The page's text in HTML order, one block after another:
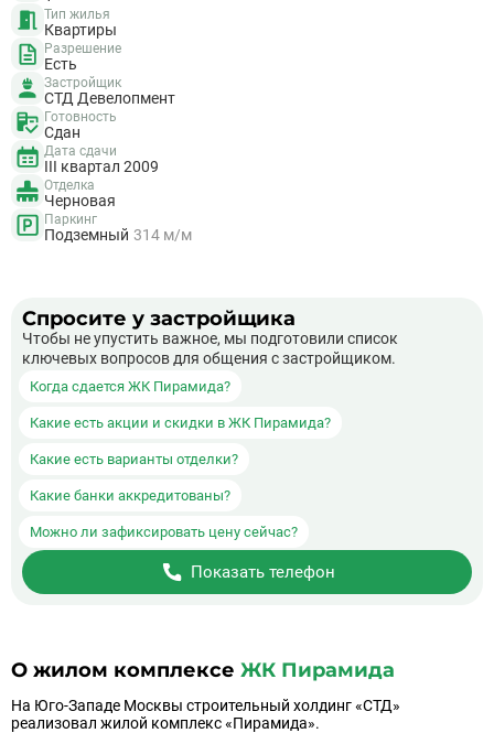
Тип жилья
Квартиры
Разрешение
Есть
Застройщик
СТД Девелопмент
Готовность
Сдан
Дата сдачи
III квартал 2009
Отделка
Черновая
Паркинг
Подземный 314 м/м
Спросите у застройщика
Чтобы не упустить важное, мы подготовили список
ключевых вопросов для общения с застройщиком.
Когда сдается ЖК Пирамида?
Какие есть акции и скидки в ЖК Пирамида?
Какие есть варианты отделки?
Какие банки аккредитованы?
Можно ли зафиксировать цену сейчас?
Показать телефон
О жилом комплексе ЖК Пирамида
На Юго-Западе Москвы строительный холдинг «СТД»
реализовал жилой комплекс «Пирамида».